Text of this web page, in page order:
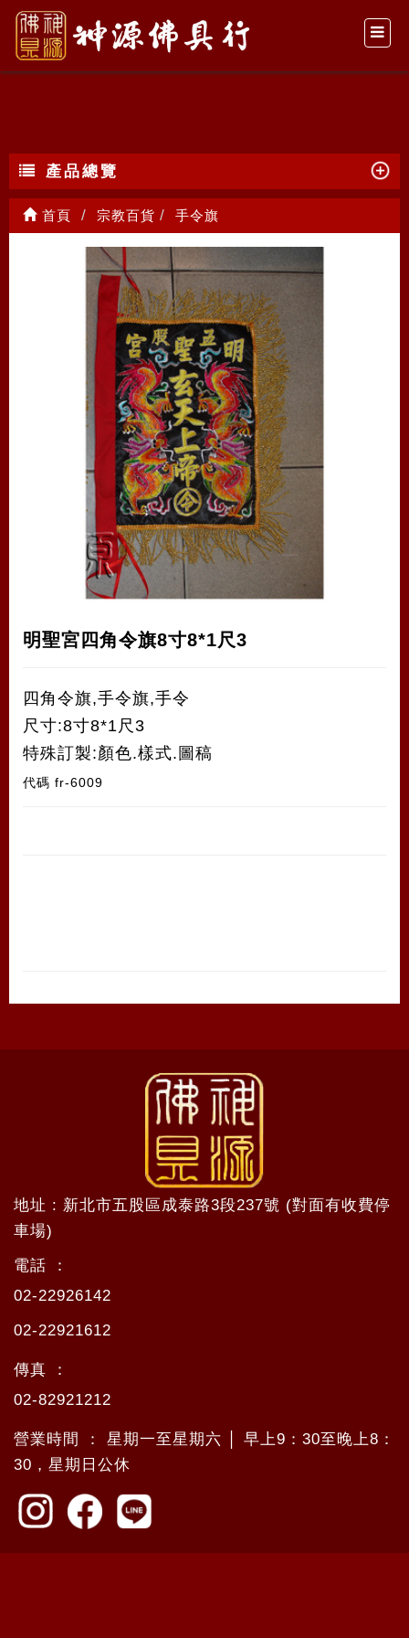
手令旗
產品總覽
首頁 宗教百貨 手令旗
明聖宮四角令旗8寸8*1尺3
四角令旗,手令旗,手令
尺寸:8寸8*1尺3
特殊訂製:顏色.樣式.圖稿
代碼 fr-6009
地址 : 新北市五股區成泰路3段237號 (對面有收費停
車場)
電話 ：
02-22926142
02-22921612
傳真 ：
02-82921212
營業時間 ： 星期一至星期六 │ 早上9：30至晚上8：
30，星期日公休